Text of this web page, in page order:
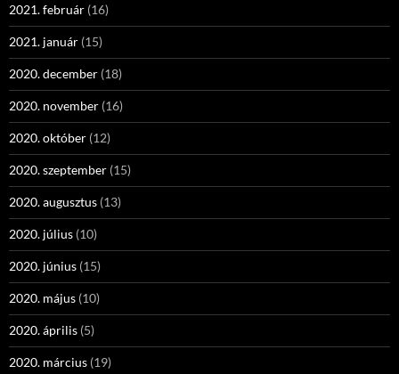
2021. február (16)
2021. január (15)
2020. december (18)
2020. november (16)
2020. október (12)
2020. szeptember (15)
2020. augusztus (13)
2020. július (10)
2020. június (15)
2020. május (10)
2020. április (5)
2020. március (19)